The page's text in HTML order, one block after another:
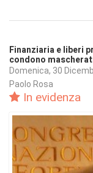
Finanziaria e liberi
condono
Domenica, 30
Paolo Rosa
In evidenza